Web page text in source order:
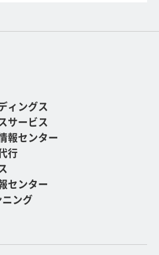
ィングス
サービス
報センター
行
センター
ング